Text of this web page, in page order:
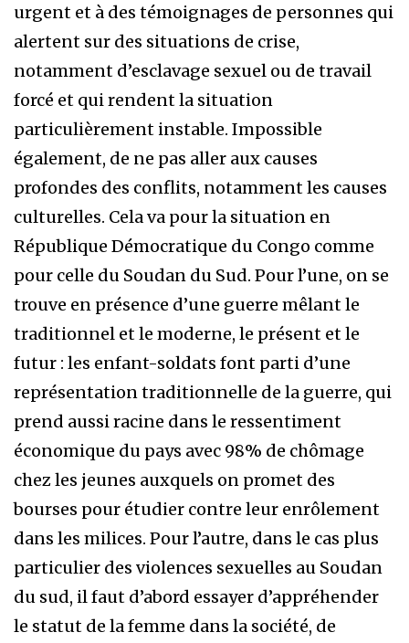
urgent et à des témoignages de personnes qui
alertent sur des situations de crise,
notamment d’esclavage sexuel ou de travail
forcé et qui rendent la situation
particulièrement instable. Impossible
également, de ne pas aller aux causes
profondes des conflits, notamment les causes
culturelles. Cela va pour la situation en
République Démocratique du Congo comme
pour celle du Soudan du Sud. Pour l’une, on se
trouve en présence d’une guerre mêlant le
traditionnel et le moderne, le présent et le
futur : les enfant-soldats font parti d’une
représentation traditionnelle de la guerre, qui
prend aussi racine dans le ressentiment
économique du pays avec 98% de chômage
chez les jeunes auxquels on promet des
bourses pour étudier contre leur enrôlement
dans les milices. Pour l’autre, dans le cas plus
particulier des violences sexuelles au Soudan
du sud, il faut d’abord essayer d’appréhender
le statut de la femme dans la société, de